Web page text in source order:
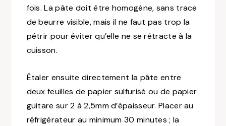
fois. La pâte doit être homogène, sans trace
de beurre visible, mais il ne faut pas trop la
pétrir pour éviter qu’elle ne se rétracte à la
cuisson.
Étaler ensuite directement la pâte entre
deux feuilles de papier sulfurisé ou de papier
guitare sur 2 à 2,5mm d’épaisseur. Placer au
réfrigérateur au minimum 30 minutes ; la